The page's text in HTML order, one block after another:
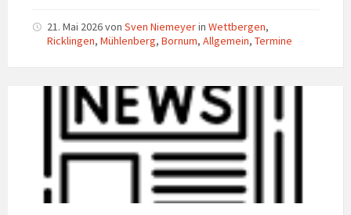
21. Mai 2026von Sven Niemeyerin Wettbergen,
Ricklingen, Mühlenberg, Bornum, Allgemein, Termine